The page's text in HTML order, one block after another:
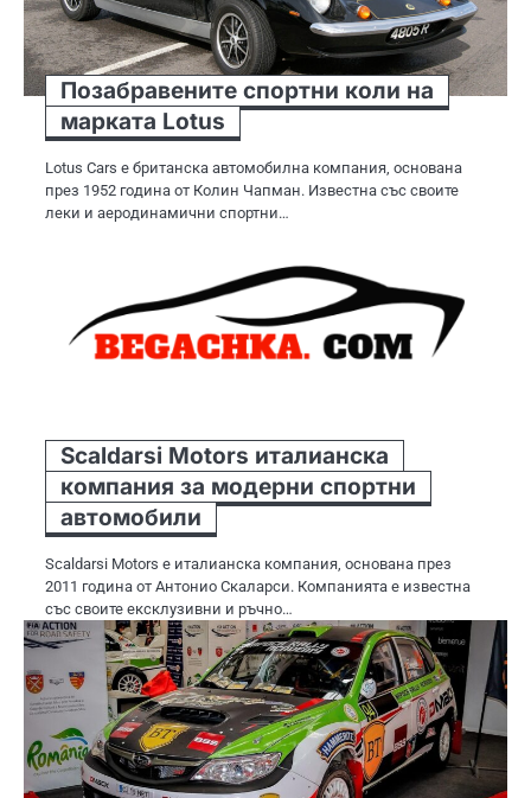
Позабравените спортни коли на
марката Lotus
Lotus Cars е британска автомобилна компания, основана
през 1952 година от Колин Чапман. Известна със своите
леки и аеродинамични спортни…
Scaldarsi Motors италианска
компания за модерни спортни
автомобили
Scaldarsi Motors е италианска компания, основана през
2011 година от Антонио Скаларси. Компанията е известна
със своите ексклузивни и ръчно…